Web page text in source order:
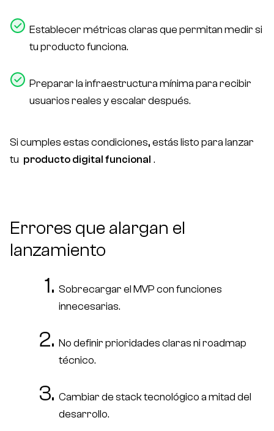
Establecer métricas claras que permitan medir si
tu producto funciona.
Preparar la infraestructura mínima para recibir
usuarios reales y escalar después.
Si cumples estas condiciones, estás listo para lanzar
tu producto digital funcional .
Errores que alargan el
lanzamiento
Sobrecargar el MVP con funciones
innecesarias.
No definir prioridades claras ni roadmap
técnico.
Cambiar de stack tecnológico a mitad del
desarrollo.